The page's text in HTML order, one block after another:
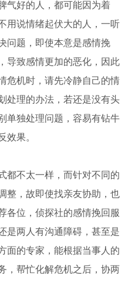
气好的人，都可能因为着
用说情绪起伏大的人，一听
问题，即使本意是感情挽
导致感情更加的恶化，因此
危机时，请先冷静自己的情
处理的办法，若还是没有头
单独处理问题，容易有钻牛
效果。
都不太一样，而针对不同的
整，故即使找亲友协助，也
各位，侦探社的感情挽回服
是两人有沟通障碍，甚至是
面的专家，能根据当事人的
，帮忙化解危机之后，协两